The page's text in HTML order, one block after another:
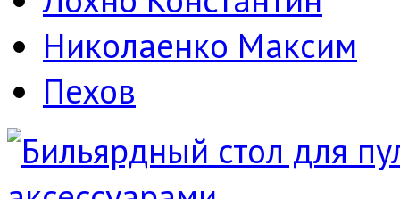
Николаенко Максим
Пехов